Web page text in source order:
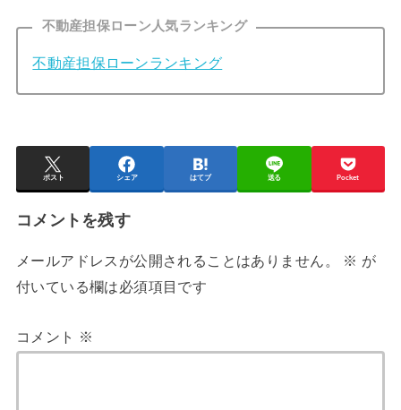
不動産担保ローン人気ランキング
不動産担保ローンランキング
ポスト シェア はてブ 送る Pocket
コメントを残す
メールアドレスが公開されることはありません。 ※ が
付いている欄は必須項目です
コメント ※